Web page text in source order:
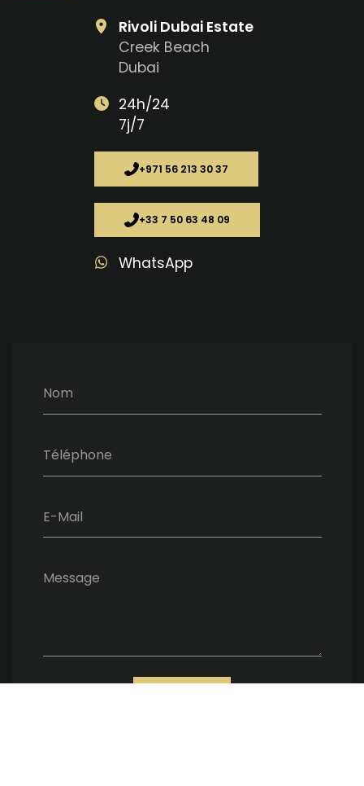
Nom
Téléphone
E-Mail
Message
Rivoli Dubai Estate
Creek Beach
Dubai
24h/24
7j/7
+971 56 213 30 37
+33 7 50 63 48 09
WhatsApp